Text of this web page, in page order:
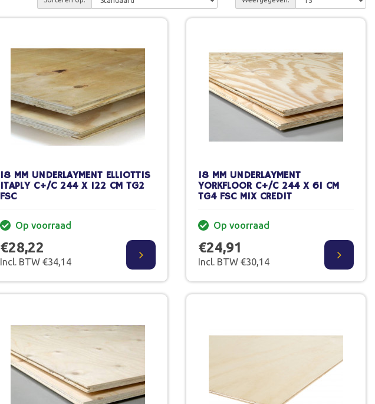
18 MM UNDERLAYMENT ELLIOTTIS
ITAPLY C+/C 244 X 122 CM TG2
FSC
Op voorraad
€28,22
Incl. BTW €34,14
18 MM UNDERLAYMENT
YORKFLOOR C+/C 244 X 61 CM
TG4 FSC MIX CREDIT
Op voorraad
€24,91
Incl. BTW €30,14